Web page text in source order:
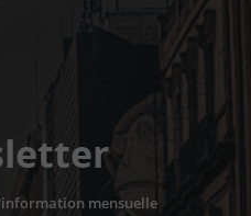
mensuelle